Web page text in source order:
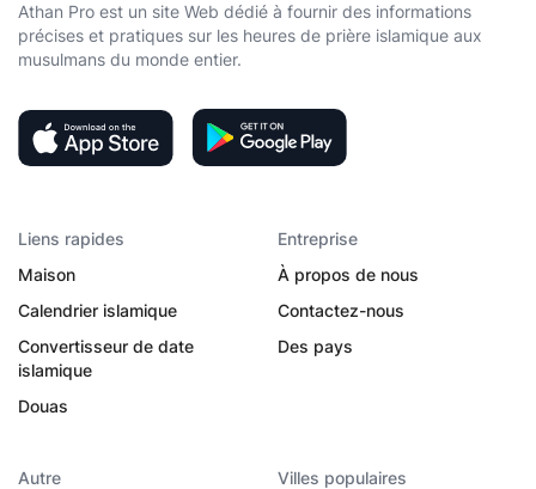
Athan Pro est un site Web dédié à fournir des informations
précises et pratiques sur les heures de prière islamique aux
musulmans du monde entier.
Liens rapides
Maison
Calendrier islamique
Convertisseur de date
islamique
Douas
Entreprise
À propos de nous
Contactez-nous
Des pays
Autre
Villes populaires